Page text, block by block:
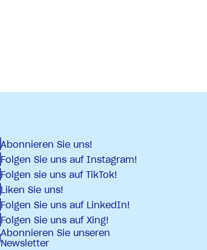
Abonnieren Sie uns!
Folgen Sie uns auf Instagram!
Folgen sie uns auf TikTok!
Liken Sie uns!
Folgen Sie uns auf LinkedIn!
Folgen Sie uns auf Xing!
Abonnieren Sie unseren
Newsletter